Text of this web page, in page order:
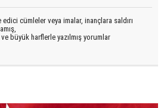
cümleler veya imalar, inançlara saldırı
büyük harflerle yazılmış yorumlar